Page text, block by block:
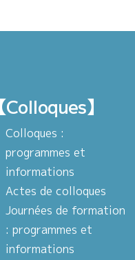
【Colloques】
Colloques :
programmes et
informations
Actes de colloques
Journées de formation
: programmes et
informations